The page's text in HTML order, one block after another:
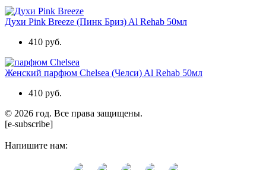
Духи Pink Breeze (Пинк Бриз) Al Rehab 50мл
410 руб.
Женский парфюм Chelsea (Челси) Al Rehab 50мл
410 руб.
© 2026 год. Все права защищены.
[e-subscribe]
Напишите нам: